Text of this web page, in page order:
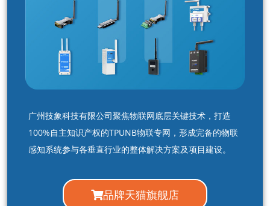
广州技象科技有限公司聚焦物联网底层关键技术，打造
100%自主知识产权的TPUNB物联专网，形成完备的物联
感知系统参与各垂直行业的整体解决方案及项目建设。
品牌天猫旗舰店